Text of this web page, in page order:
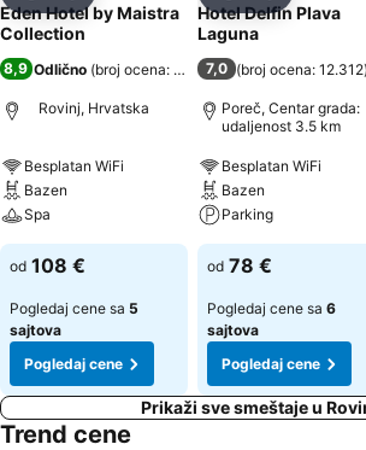
Eden Hotel by Maistra
Collection
8,9 Odlično (broj ocena: 11.242)
Rovinj, Hrvatska
Besplatan WiFi
Bazen
Spa
od 108 €
Pogledaj cene sa 5
sajtova
Pogledaj cene
Hotel Delfin Plava
Laguna
7,0 (broj ocena: 12.312)
Poreč, Centar grada:
udaljenost 3.5 km
Besplatan WiFi
Bazen
Parking
od 78 €
Pogledaj cene sa 6
sajtova
Pogledaj cene
Prikaži sve smeštaje u
Trend cene